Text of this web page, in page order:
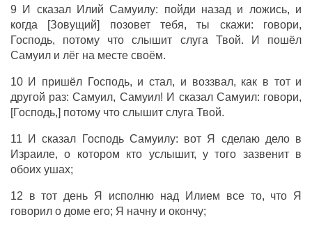
9 И сказал Илий Самуилу: пойди назад и ложись, и
когда [Зовущий] позовет тебя, ты скажи: говори,
Господь, потому что слышит слуга Твой. И пошёл
Самуил и лёг на месте своём.
10 И пришёл Господь, и стал, и воззвал, как в тот и
другой раз: Самуил, Самуил! И сказал Самуил: говори,
[Господь,] потому что слышит слуга Твой.
11 И сказал Господь Самуилу: вот Я сделаю дело в
Израиле, о котором кто услышит, у того зазвенит в
обоих ушах;
12 в тот день Я исполню над Илием все то, что Я
говорил о доме его; Я начну и окончу;